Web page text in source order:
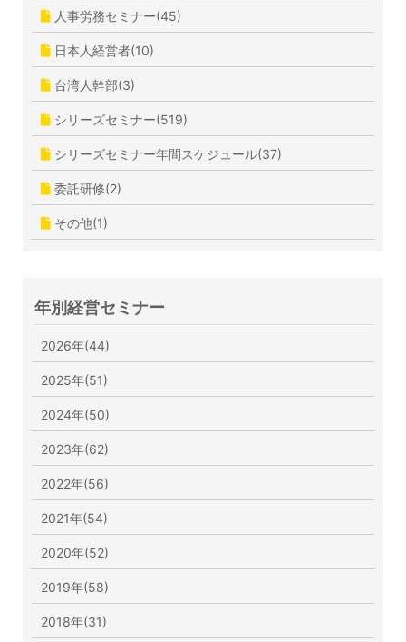
人事労務セミナー(45)
日本人経営者(10)
台湾人幹部(3)
シリーズセミナー(519)
シリーズセミナー年間スケジュール(37)
委託研修(2)
その他(1)
年別経営セミナー
2026年(44)
2025年(51)
2024年(50)
2023年(62)
2022年(56)
2021年(54)
2020年(52)
2019年(58)
2018年(31)